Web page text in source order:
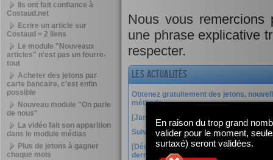
Nous vous remercions
une phrase explicative
respecter.
Les actualités
Obtenez gratuitement des jetons,
méthode
[Janvier 2012] Ils nous ont fait confiance
Suivrez de près Costaud.net sur le web
[Décembre 2011] Ils nous ont rejoint
dernièrement
Ils ont fait confiance à
Costaud.net
Ecrire un article sur
Costaud = 2 liens
Le module "Nouveaux
articles" n'est pas un fourre-
tout
Acheter des jetons par
carte bancaire, c'est enfin
possible
Nouveau module "On parle
de nous"
La vidéo fait son apparition
dans le module médias
Plus de jetons à gagner
chaque mois
En raison du trop grand
valider pour le moment,
surtaxé) seront validées.